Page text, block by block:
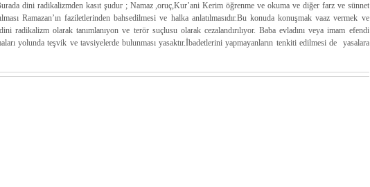
dini radikalizmden kasıt şudur ; Namaz ,oruç,Kur’ani Kerim öğrenme ve okuma ve diğer farz ve sünnet
Ramazan’ın faziletlerinden bahsedilmesi ve halka anlatılmasıdır.Bu konuda konuşmak vaaz vermek ve
radikalizm olarak tanımlanıyon ve terör suçlusu olarak cezalandırılıyor. Baba evladını veya imam efendi
yolunda teşvik ve tavsiyelerde bulunması yasaktır.İbadetlerini yapmayanların tenkiti edilmesi de yasalara